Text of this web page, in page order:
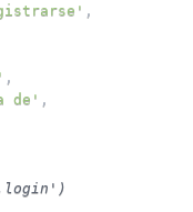
,
,
de' ,